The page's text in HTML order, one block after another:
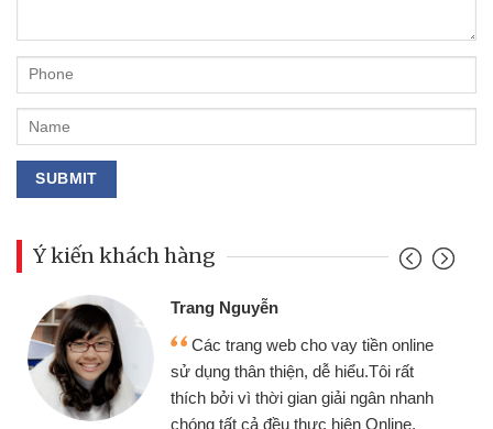
Ý kiến khách hàng
online
rất
nhanh
Đoàn Hữu Cảnh
Mình cần tiền gấp nên định
chiếc xe wave nhưng thật may đã
gói vay tiền bằng CMND online
cần gặp mặt nên rất tiện lợi, sẽ giới